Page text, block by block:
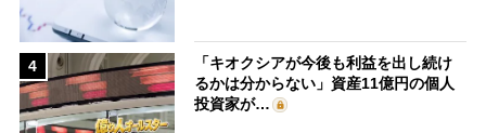
4
「キオクシアが今後も利益を出し続け
るかは分からない」資産11億円の個人
投資家が…